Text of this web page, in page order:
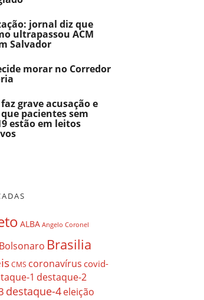
jornal diz que
ultrapassou ACM
Salvador
morar no Corredor
faz grave acusação e
pacientes sem
estão em leitos
ALBA Angelo Coronel
Bolsonaro Brasilia
CMS coronavírus covid-
1 destaque-2
destaque-4eleição